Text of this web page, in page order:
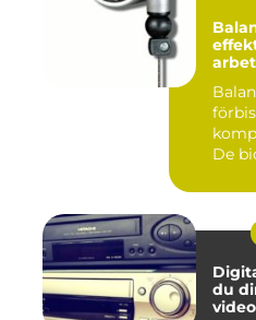
De
du